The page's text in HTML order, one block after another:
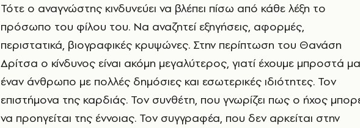
Τότε ο αναγνώστης κινδυνεύει να βλέπει πίσω από κάθε λέξη το
πρόσωπο του φίλου του. Να αναζητεί εξηγήσεις, αφορμές,
περιστατικά, βιογραφικές κρυψώνες. Στην περίπτωση του Θανάση
Δρίτσα ο κίνδυνος είναι ακόμη μεγαλύτερος, γιατί έχουμε μπροστά
έναν άνθρωπο με πολλές δημόσιες και εσωτερικές ιδιότητες. Τον
επιστήμονα της καρδιάς. Τον συνθέτη, που γνωρίζει πως ο ήχος
να προηγείται της έννοιας. Τον συγγραφέα, που δεν αρκείται στην